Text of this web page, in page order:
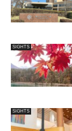
SIGHTS
SIGHTS